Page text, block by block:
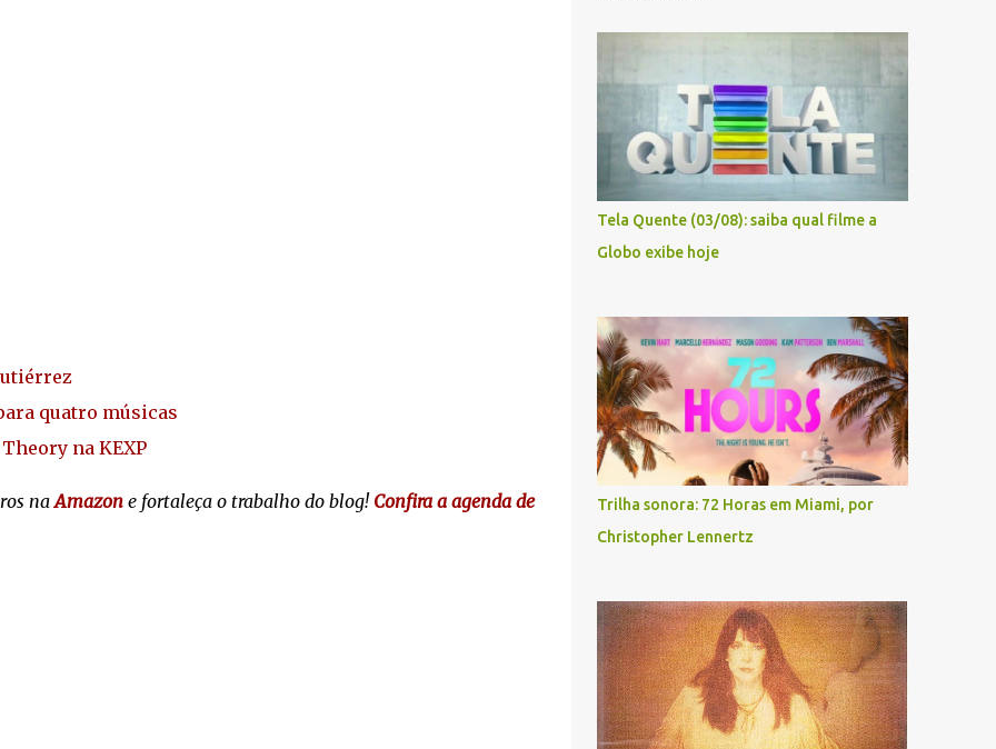
quatro músicas
na KEXP
naAmazone fortaleça o trabalho do blog! Confira a agenda de
Tela Quente (03/08): saiba qual filme a
Globo exibe hoje
Trilha sonora: 72 Horas em Miami, por
Christopher Lennertz